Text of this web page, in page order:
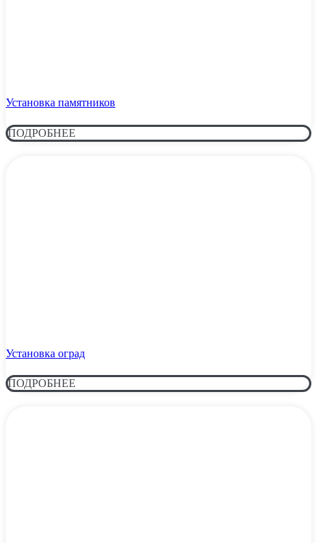
Установка памятников
ПОДРОБНЕЕ
Установка оград
ПОДРОБНЕЕ